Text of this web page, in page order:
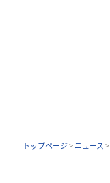
トップページ>ニュース>